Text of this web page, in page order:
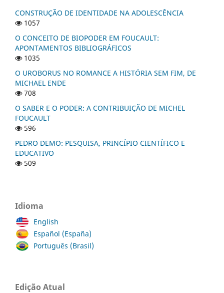
CONSTRUÇÃO DE IDENTIDADE NA ADOLESCÊNCIA
1057
O CONCEITO DE BIOPODER EM FOUCAULT:
APONTAMENTOS BIBLIOGRÁFICOS
1035
O UROBORUS NO ROMANCE A HISTÓRIA SEM FIM, DE
MICHAEL ENDE
708
O SABER E O PODER: A CONTRIBUIÇÃO DE MICHEL
FOUCAULT
596
PEDRO DEMO: PESQUISA, PRINCÍPIO CIENTÍFICO E
EDUCATIVO
509
Idioma
English
Español (España)
Português (Brasil)
Edição Atual